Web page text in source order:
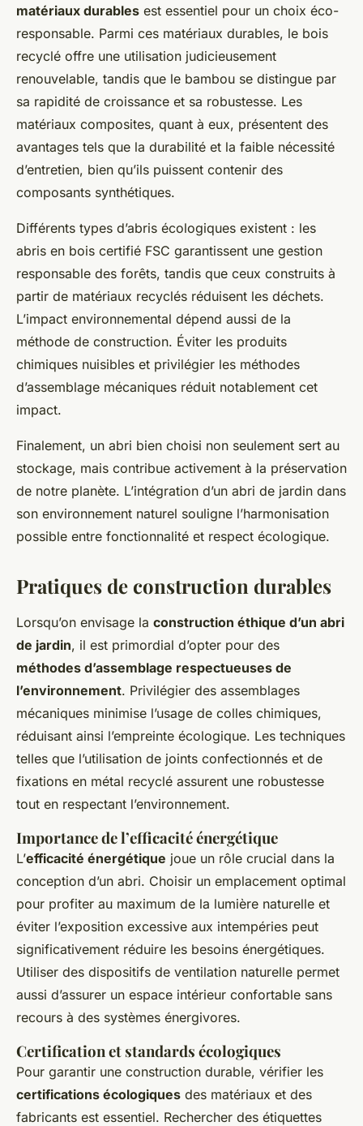
matériaux durables est essentiel pour un choix éco-
responsable. Parmi ces matériaux durables, le bois
recyclé offre une utilisation judicieusement
renouvelable, tandis que le bambou se distingue par
sa rapidité de croissance et sa robustesse. Les
matériaux composites, quant à eux, présentent des
avantages tels que la durabilité et la faible nécessité
d’entretien, bien qu’ils puissent contenir des
composants synthétiques.
Différents types d’abris écologiques existent : les
abris en bois certifié FSC garantissent une gestion
responsable des forêts, tandis que ceux construits à
partir de matériaux recyclés réduisent les déchets.
L’impact environnemental dépend aussi de la
méthode de construction. Éviter les produits
chimiques nuisibles et privilégier les méthodes
d’assemblage mécaniques réduit notablement cet
impact.
Finalement, un abri bien choisi non seulement sert au
stockage, mais contribue activement à la préservation
de notre planète. L’intégration d’un abri de jardin dans
son environnement naturel souligne l’harmonisation
possible entre fonctionnalité et respect écologique.
Pratiques de construction durables
Lorsqu’on envisage la construction éthique d’un abri
de jardin, il est primordial d’opter pour des
méthodes d’assemblage respectueuses de
l’environnement. Privilégier des assemblages
mécaniques minimise l’usage de colles chimiques,
réduisant ainsi l’empreinte écologique. Les techniques
telles que l’utilisation de joints confectionnés et de
fixations en métal recyclé assurent une robustesse
tout en respectant l’environnement.
Importance de l’efficacité énergétique
L’efficacité énergétique joue un rôle crucial dans la
conception d’un abri. Choisir un emplacement optimal
pour profiter au maximum de la lumière naturelle et
éviter l’exposition excessive aux intempéries peut
significativement réduire les besoins énergétiques.
Utiliser des dispositifs de ventilation naturelle permet
aussi d’assurer un espace intérieur confortable sans
recours à des systèmes énergivores.
Certification et standards écologiques
Pour garantir une construction durable, vérifier les
certifications écologiques des matériaux et des
fabricants est essentiel. Rechercher des étiquettes